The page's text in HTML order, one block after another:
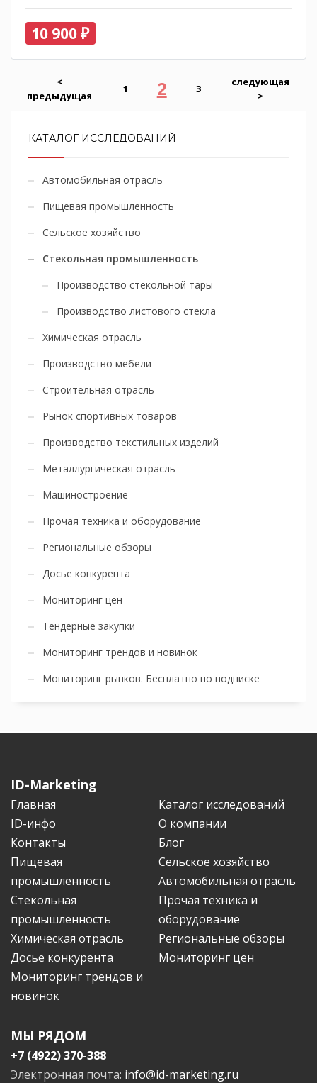
10 900 ₽
<
предыдущая
1 2 3
следующая
>
КАТАЛОГ ИССЛЕДОВАНИЙ
Автомобильная отрасль
Пищевая промышленность
Сельское хозяйство
Стекольная промышленность
Производство стекольной тары
Производство листового стекла
Химическая отрасль
Производство мебели
Строительная отрасль
Рынок спортивных товаров
Производство текстильных изделий
Металлургическая отрасль
Машиностроение
Прочая техника и оборудование
Региональные обзоры
Досье конкурента
Мониторинг цен
Тендерные закупки
Мониторинг трендов и новинок
Мониторинг рынков. Бесплатно по подписке
ID-Marketing
Главная
Каталог исследований
ID-инфо
О компании
Контакты
Блог
Пищевая
промышленность
Сельское хозяйство
Автомобильная отрасль
Стекольная
промышленность
Прочая техника и
оборудование
Химическая отрасль
Региональные обзоры
Досье конкурента
Мониторинг цен
Мониторинг трендов и
новинок
МЫ РЯДОМ
+7 (4922) 370-388
Электронная почта: info@id-marketing.ru